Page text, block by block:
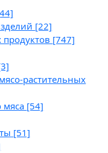
[22]
[747]
растительных
мяса [54]
[51]